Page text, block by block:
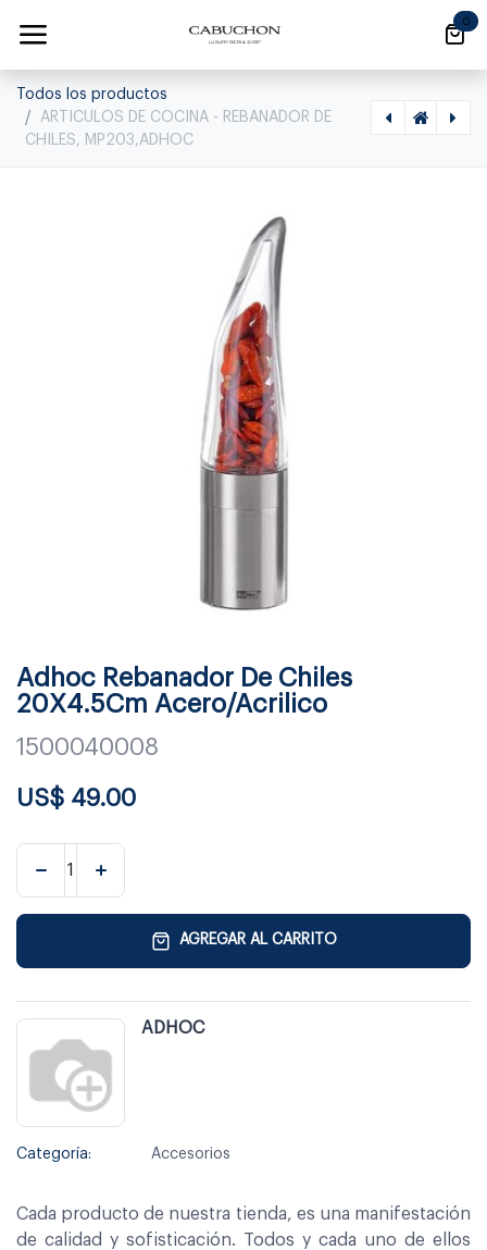
0
Todos los productos
ARTICULOS DE COCINA - REBANADOR DE
CHILES, MP203,ADHOC
Adhoc Rebanador De Chiles
20X4.5Cm Acero/Acrilico
1500040008
US$ 49.00
AGREGAR AL CARRITO
ADHOC
Categoría: Accesorios
Cada producto de nuestra tienda, es una manifestación
de calidad y sofisticación. Todos y cada uno de ellos